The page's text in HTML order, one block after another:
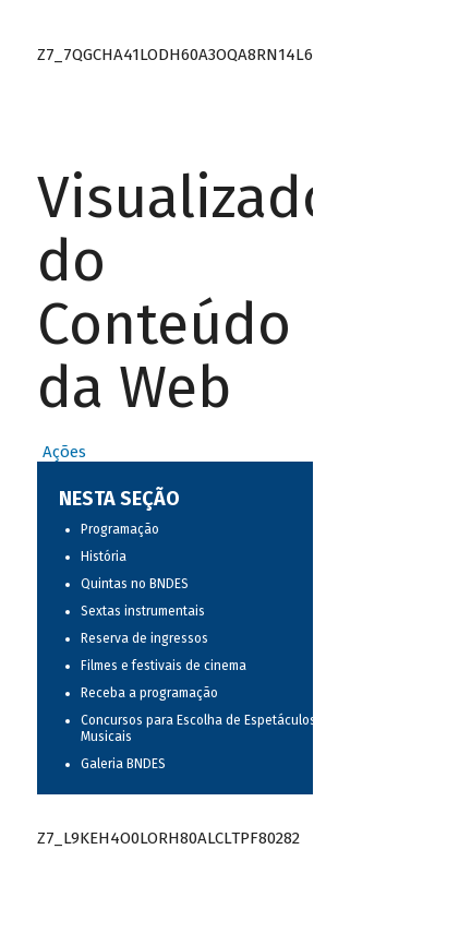
Z7_7QGCHA41LODH60A3OQA8RN14L6
Visualizador
do
Conteúdo
da Web
Ações
NESTA SEÇÃO
Programação
História
Quintas no BNDES
Sextas instrumentais
Reserva de ingressos
Filmes e festivais de cinema
Receba a programação
Concursos para Escolha de Espetáculos
Musicais
Galeria BNDES
Z7_L9KEH4O0LORH80ALCLTPF80282